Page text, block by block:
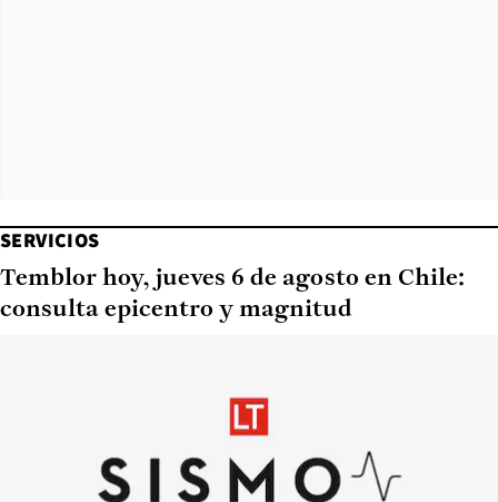
SERVICIOS
Temblor hoy, jueves 6 de agosto en Chile:
consulta epicentro y magnitud